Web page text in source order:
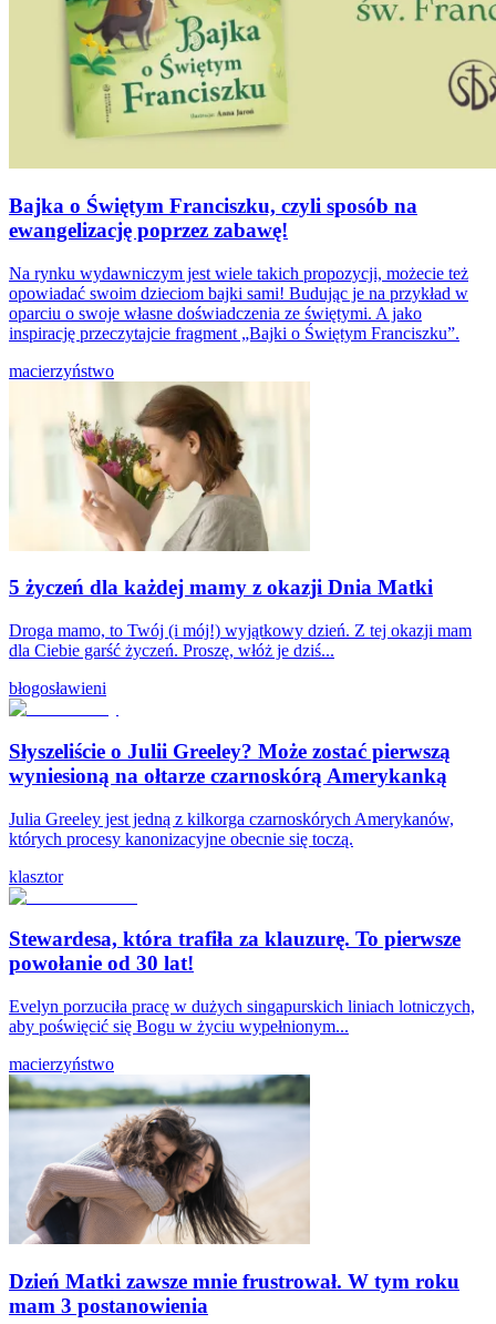
Bajka o Świętym Franciszku, czyli sposób na
ewangelizację poprzez zabawę!
Na rynku wydawniczym jest wiele takich propozycji, możecie też
opowiadać swoim dzieciom bajki sami! Budując je na przykład w
oparciu o swoje własne doświadczenia ze świętymi. A jako
inspirację przeczytajcie fragment „Bajki o Świętym Franciszku”.
macierzyństwo
5 życzeń dla każdej mamy z okazji Dnia Matki
Droga mamo, to Twój (i mój!) wyjątkowy dzień. Z tej okazji mam
dla Ciebie garść życzeń. Proszę, włóż je dziś...
błogosławieni
Słyszeliście o Julii Greeley? Może zostać pierwszą
wyniesioną na ołtarze czarnoskórą Amerykanką
Julia Greeley jest jedną z kilkorga czarnoskórych Amerykanów,
których procesy kanonizacyjne obecnie się toczą.
klasztor
Stewardesa, która trafiła za klauzurę. To pierwsze
powołanie od 30 lat!
Evelyn porzuciła pracę w dużych singapurskich liniach lotniczych,
aby poświęcić się Bogu w życiu wypełnionym...
macierzyństwo
Dzień Matki zawsze mnie frustrował. W tym roku
mam 3 postanowienia